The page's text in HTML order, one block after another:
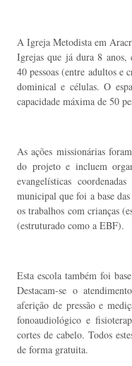
A Igreja Metodista em
Igrejas que já dura 8 anos,
40 pessoas (entre adultos e
dominical e células. O
capacidade máxima de 50
As ações missionárias
do projeto e incluem
evangelísticas
municipal que foi a base
os trabalhos com crianças
(estruturado como a EBF).
Esta escola também foi
Destacam-se o
aferição de pressão e
fonoaudiológico e
cortes de cabelo. Todos
de forma gratuita.